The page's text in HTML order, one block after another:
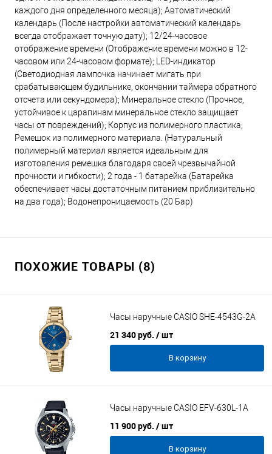
каждого дня определенного месяца); Автоматический
календарь (После настройки автоматический календарь
всегда отображает точную дату); 12/24-часовое
отображение времени (Отображение времени можно в 12-
часовом или 24-часовом формате); LED-индикатор
(Светодиодная лампочка начинает мигать при
срабатывающем будильнике, окончании таймера обратного
отсчета или секундомера); Минеральное стекло (Прочное,
устойчивое к царапинам минеральное стекло защищает
часы от повреждений); Корпус из полимерного пластика;
Ремешок из полимерного материала. (Натуральный
полимерный материал является идеальным для
изготовления ремешка благодаря своей чрезвычайной
прочности и гибкости); 2 года - 1 батарейка (Батарейка
обеспечивает часы достаточным питанием приблизительно
на два года); Водонепроницаемость (20 Бар)
ПОХОЖИЕ ТОВАРЫ (8)
Часы наручные CASIO SHE-4543G-2A
21 340 руб. / шт
В корзину
Часы наручные CASIO EFV-630L-1A
11 900 руб. / шт
В корзину